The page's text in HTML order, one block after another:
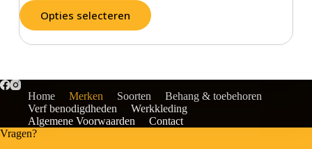
Opties selecteren
Home Merken Soorten
Behang & toebehoren
Verf benodigdheden
Werkkleding
Algemene Voorwaarden
Contact
Vragen?